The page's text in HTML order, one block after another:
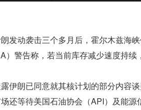
发动袭击三个多月后，霍尔木兹海
）警告称，若当前库存减少速度持
伊朗已同意就其核计划的部分内容
还等待美国石油协会（API）及能